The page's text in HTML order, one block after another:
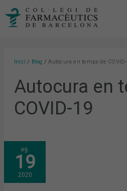
Inici Blog Autocura en temps de
Autocura en
COVID-19
ag.
19
2020
JULIOL:
LA
NOVA
JUNTA
DE
GOVERN
DEL